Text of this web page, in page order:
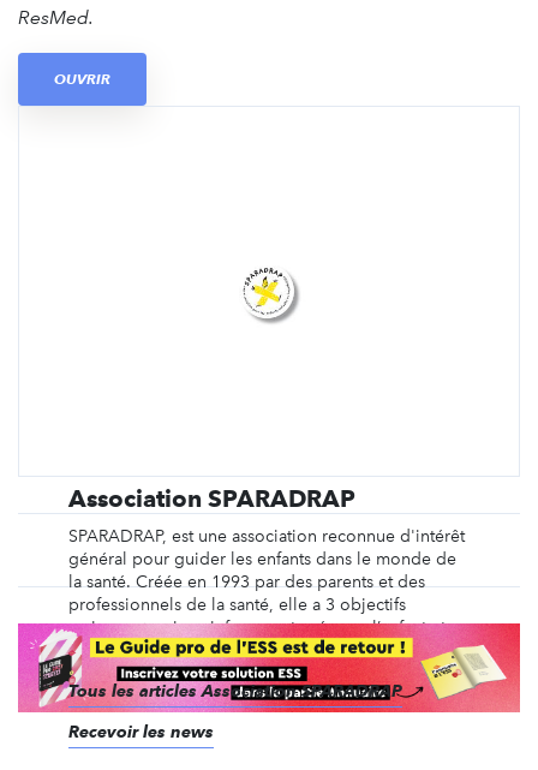
ResMed.
OUVRIR
Association SPARADRAP
SPARADRAP, est une association reconnue d'intérêt
général pour guider les enfants dans le monde de
la santé. Créée en 1993 par des parents et des
professionnels de la santé, elle a 3 objectifs
majeurs : > mieux informer et préparer l’enfant et
ses parents ; > éviter et soulager la douleur ...
Tous les articles Association SPARADRAP
Recevoir les news